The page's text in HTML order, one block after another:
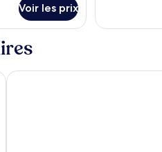
Voir les prix
le
Chambre
iclub Sheung Wan Hotel